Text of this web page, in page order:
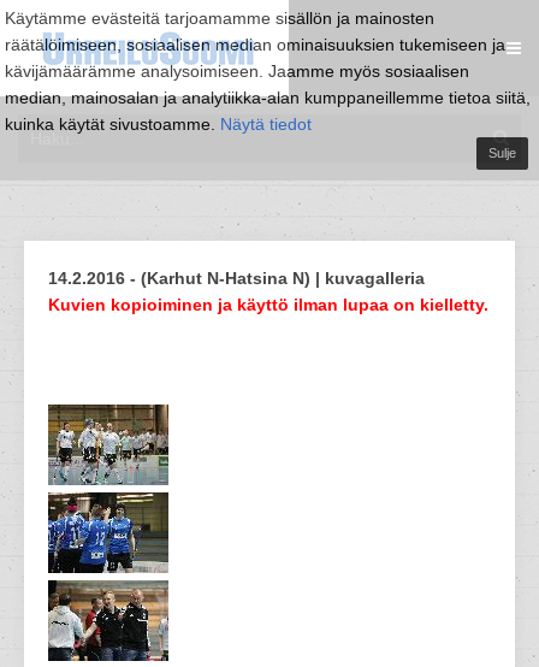
Käytämme evästeitä tarjoamamme sisällön ja mainosten
räätälöimiseen, sosiaalisen median ominaisuuksien tukemiseen ja
kävijämäärämme analysoimiseen. Jaamme myös sosiaalisen
median, mainosalan ja analytiikka-alan kumppaneillemme tietoa siitä,
kuinka käytät sivustoamme. Näytä tiedot
Sulje
14.2.2016 - (Karhut N-Hatsina N) | kuvagalleria
Kuvien kopioiminen ja käyttö ilman lupaa on kielletty.